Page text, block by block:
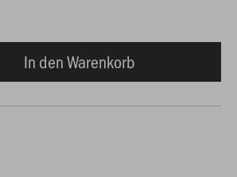
In den Warenkorb